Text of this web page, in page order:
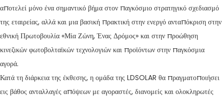
αποτελεί μόνο ένα σημαντικό βήμα στον παγκόσμιο στρατηγικό σχεδιασμό
της εταιρείας, αλλά και μια βασική πρακτική στην ενεργό ανταπόκριση στην
εθνική Πρωτοβουλία «Μία Ζώνη, Ένας Δρόμος» και στην προώθηση
κινεζικών φωτοβολταϊκών τεχνολογιών και προϊόντων στην παγκόσμια
αγορά.
Κατά τη διάρκεια της έκθεσης, η ομάδα της LDSOLAR θα πραγματοποιήσει
εις βάθος ανταλλαγές απόψεων με αγοραστές, διανομείς και ολοκληρωτές